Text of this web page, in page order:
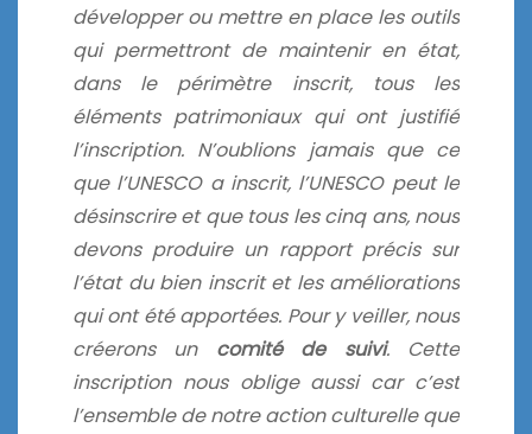
développer ou mettre en place les outils
qui permettront de maintenir en état,
dans le périmètre inscrit, tous les
éléments patrimoniaux qui ont justifié
l’inscription. N’oublions jamais que ce
que l’UNESCO a inscrit, l’UNESCO peut le
désinscrire et que tous les cinq ans, nous
devons produire un rapport précis sur
l’état du bien inscrit et les améliorations
qui ont été apportées. Pour y veiller, nous
créerons un comité de suivi. Cette
inscription nous oblige aussi car c’est
l’ensemble de notre action culturelle que